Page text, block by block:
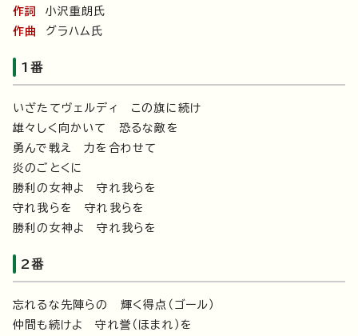
作詞
小沢重朗氏
作曲
グラハム氏
1番
いざたてヴェルディ この旗に続け
雄々しく向かいて 恐るな敵を
勇んで戦え 力を合わせて
炎のごとくに
勝利の女神よ 守れ我らを
守れ我らを 守れ我らを
勝利の女神よ 守れ我らを
2番
忘れるな先陣らの 輝く得点（ゴール）
仲間も続けよ 守れ誉（ほまれ）を